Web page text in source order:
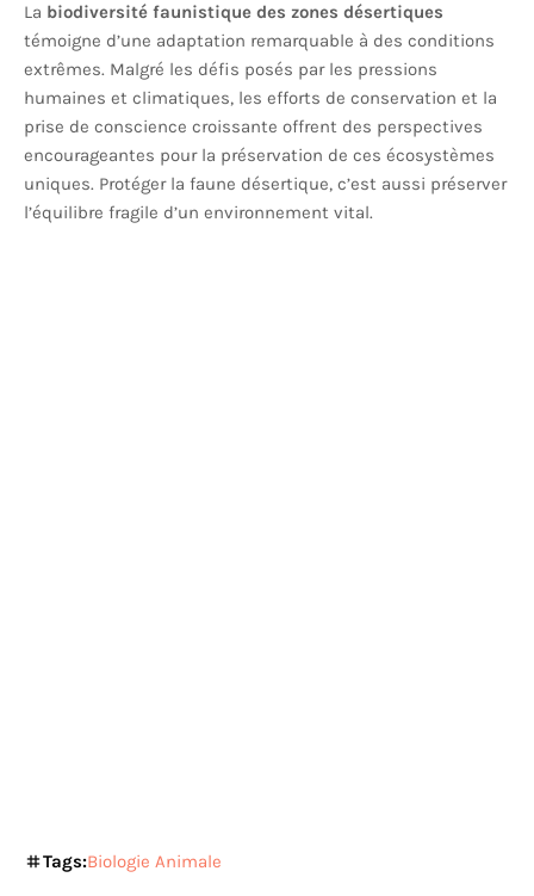
La biodiversité faunistique des zones désertiques
témoigne d’une adaptation remarquable à des conditions
extrêmes. Malgré les défis posés par les pressions
humaines et climatiques, les efforts de conservation et la
prise de conscience croissante offrent des perspectives
encourageantes pour la préservation de ces écosystèmes
uniques. Protéger la faune désertique, c’est aussi préserver
l’équilibre fragile d’un environnement vital.
Tags:Biologie Animale